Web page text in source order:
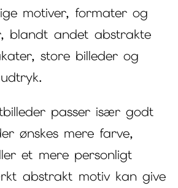
motiver, formater og
blandt andet abstrakte
store billeder og
passer især godt
ønskes mere farve,
et mere personligt
abstrakt motiv kan give